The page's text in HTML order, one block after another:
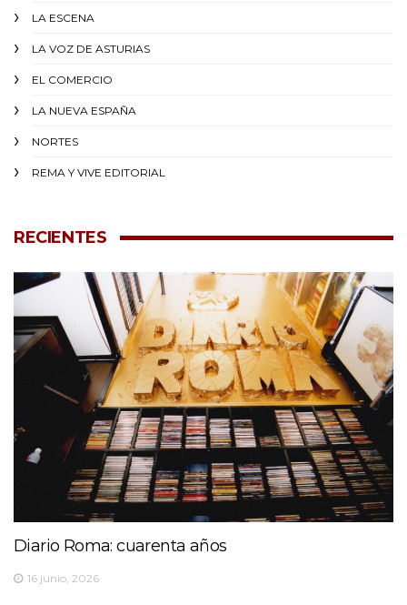
LA ESCENA
LA VOZ DE ASTURIAS
EL COMERCIO
LA NUEVA ESPAÑA
NORTES
REMA Y VIVE EDITORIAL
RECIENTES
Diario Roma: cuarenta años
16 junio, 2026